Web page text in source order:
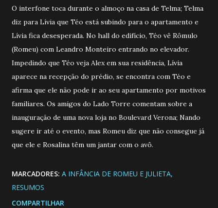
O interfone toca durante o almoço na casa de Telma; Telma
diz para Lívia que Téo está subindo para o apartamento e
Lívia fica desesperada. No hall do edifício, Téo vê Rômulo
(Romeu) com Leandro Monteiro entrando no elevador.
Impedindo que Téo veja Alex em sua residência, Lívia
aparece na recepção do prédio, se encontra com Téo e
afirma que ele não pode ir ao seu apartamento por motivos
familiares. Os amigos do Lado Torre comentam sobre a
inauguração de uma nova loja no Boulevard Verona; Nando
sugere ir até o evento, mas Romeu diz que não consegue já
que ele e Rosalina têm um jantar com o avô.
MARCADORES: A INFÂNCIA DE ROMEU E JULIETA
RESUMOS
COMPARTILHAR